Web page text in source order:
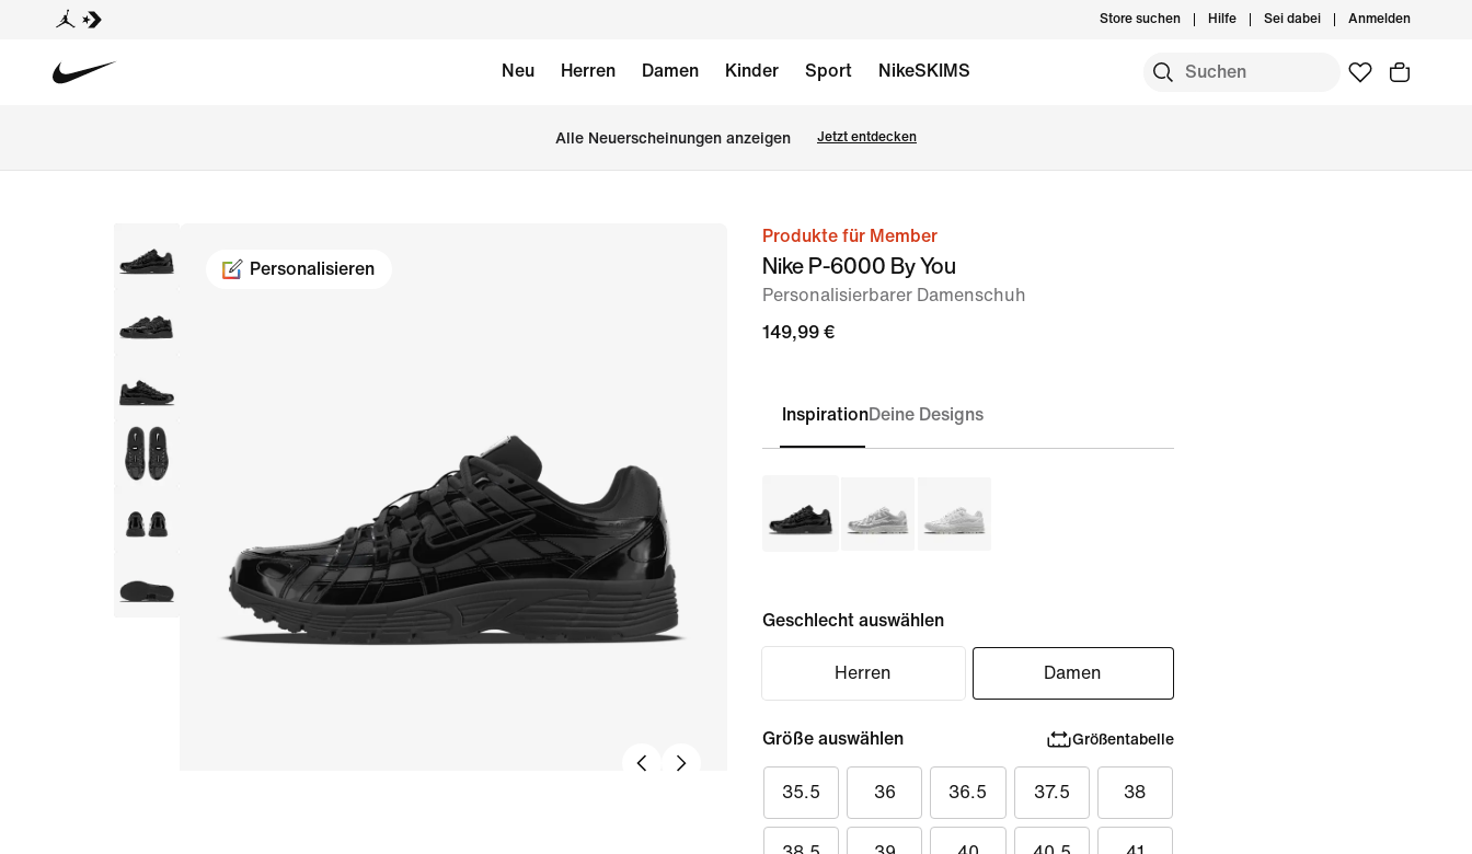
Store suchen Hilfe Sei dabei Anmelden
Neu Herren Damen Kinder Sport NikeSKIMS
Alle Neuerscheinungen anzeigen Jetzt entdecken
Bild 1
Personalisieren
Produkte für Member
Nike P-6000 By You
Personalisierbarer Damenschuh
149,99 €
InspirationDeine Designs
Geschlecht auswählen
Herren Damen
Größe auswählen Größentabelle
35.5 36 36.5 37.5 38